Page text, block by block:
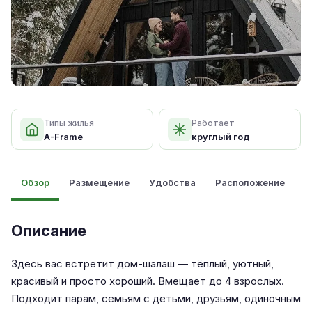
Типы жилья
A-Frame
Работает
круглый год
Обзор Размещение Удобства Расположение
Описание
Здесь вас встретит дом-шалаш — тёплый, уютный,
красивый и просто хороший. Вмещает до 4 взрослых.
Подходит парам, семьям с детьми, друзьям, одиночным